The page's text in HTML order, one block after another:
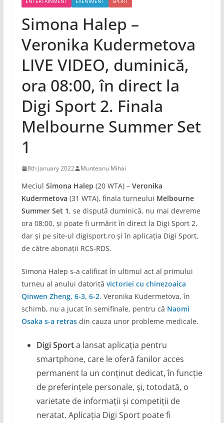
Simona Halep –
Veronika Kudermetova
LIVE VIDEO, duminică,
ora 08:00, în direct la
Digi Sport 2. Finala
Melbourne Summer Set
1
8th January 2022 Munteanu Mihai
Meciul Simona Halep (20 WTA) – Veronika
Kudermetova (31 WTA), finala turneului Melbourne
Summer Set 1, se dispută duminică, nu mai devreme
ora 08:00, și poate fi urmărit în direct la Digi Sport 2,
dar și pe site-ul digisport.ro și în aplicația Digi Sport,
de către abonații RCS-RDS.
Simona Halep s-a calificat în ultimul act al primului
turneu al anului datorită victoriei cu chinezoaica
Qinwen Zheng, 6-3, 6-2. Veronika Kudermetova, în
schimb, nu a jucat în semifinale, pentru că Naomi
Osaka s-a retrasdin cauza unor probleme medicale.
Digi Sporta lansat aplicația pentru
smartphone, care le oferă fanilor acces
permanent la un conținut dedicat, în funcție
de preferințele personale, și, totodată, o
varietate de informații și competiții de
neratat. Aplicația Digi Sport poate fi